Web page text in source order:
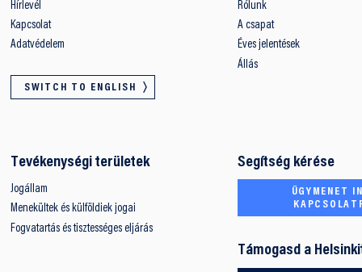
Hírlevél
Kapcsolat
Adatvédelem
SWITCH TO ENGLISH
Rólunk
A csapat
Éves jelentések
Állás
Tevékenységi területek
Jogállam
Menekültek és külföldiek jogai
Fogvatartás és tisztességes eljárás
Segítség kérése
ÜGYMENET
Támogasd a